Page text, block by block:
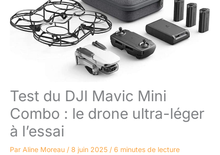
Test du DJI Mavic Mini
Combo : le drone ultra-léger
à l’essai
Par Aline Moreau / 8 juin 2025 / 6 minutes de lecture
e